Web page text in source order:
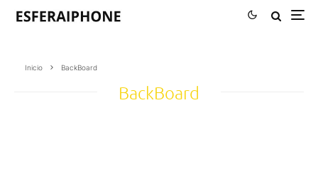
Inicio BackBoard
BackBoard